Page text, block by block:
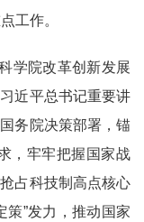
工作。
学院改革创新发展
近平总书记重要讲
务院决策部署，锚
，牢牢把握国家战
占科技制高点核心
策”发力，推动国家